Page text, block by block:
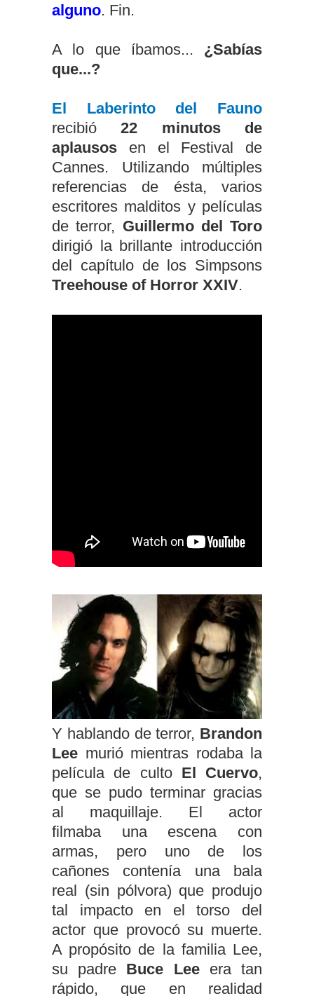
alguno. Fin.
A lo que íbamos... ¿Sabías
que...?
El Laberinto del Fauno
recibió22 minutos de
aplausos en el Festival de
Cannes. Utilizando múltiples
referencias de ésta, varios
escritores malditos y películas
de terror, Guillermo del Toro
dirigió la brillante introducción
del capítulo de los Simpsons
Treehouse of Horror XXIV.
Y hablando de terror, Brandon
Lee murió mientras rodaba la
película de culto El Cuervo,
que se pudo terminar gracias
al maquillaje. El actor
filmabauna escena con
armas, pero uno de los
cañones contenía una bala
real (sin pólvora) que produjo
tal impacto en el torso del
actor que provocó su muerte.
A propósito de la familia Lee,
su padre Buce Leeera tan
rápido, que en realidad